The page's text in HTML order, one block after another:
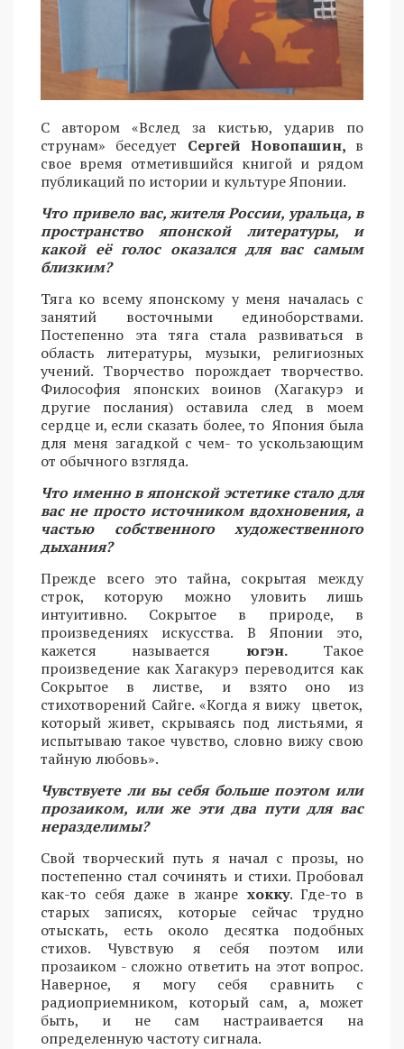
С автором «Вслед за кистью, ударив по
струнам» беседует Сергей Новопашин, в
свое время отметившийся книгой и рядом
публикаций по истории и культуре Японии.
Что привело вас, жителя России, уральца, в
пространство японской литературы, и
какой её голос оказался для вас самым
близким?
Тяга ко всему японскому у меня началась с
занятий восточными единоборствами.
Постепенно эта тяга стала развиваться в
область литературы, музыки, религиозных
учений. Творчество порождает творчество.
Философия японских воинов (Хагакурэ и
другие послания) оставила след в моем
сердце и, если сказать более, то Япония была
для меня загадкой с чем- то ускользающим
от обычного взгляда.
Что именно в японской эстетике стало для
вас не просто источником вдохновения, а
частью собственного художественного
дыхания?
Прежде всего это тайна, сокрытая между
строк, которую можно уловить лишь
интуитивно. Сокрытое в природе, в
произведениях искусства. В Японии это,
кажется называется югэн.Такое
произведение как Хагакурэ переводится как
Сокрытое в листве, и взято оно из
стихотворений Сайге. «Когда я вижу цветок,
который живет, скрываясь под листьями, я
испытываю такое чувство, словно вижу свою
тайную любовь».
Чувствуете ли вы себя больше поэтом или
прозаиком, или же эти два пути для вас
неразделимы?
Свой творческий путь я начал с прозы, но
постепенно стал сочинять и стихи. Пробовал
как-то себя даже в жанре хокку. Где-то в
старых записях, которые сейчас трудно
отыскать, есть около десятка подобных
стихов. Чувствую я себя поэтом или
прозаиком - сложно ответить на этот вопрос.
Наверное, я могу себя сравнить с
радиоприемником, который сам, а, может
быть, и не сам настраивается на
определенную частоту сигнала.